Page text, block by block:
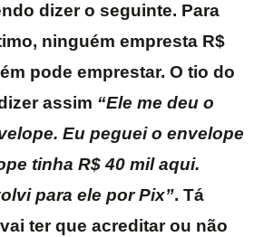
dizer o seguinte. Para
ninguém empresta R$
pode emprestar. O tio do
assim “Ele me deu o
Eu peguei o envelope
tinha R$ 40 mil aqui.
para ele por Pix”. Tá
ter que acreditar ou não